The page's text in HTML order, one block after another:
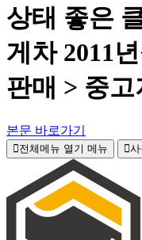
상태 좋은
게차 2011
판매 > 중
본문 바로가기
전체메뉴 열기 메뉴